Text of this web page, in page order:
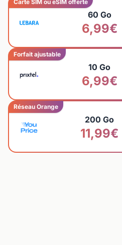
Carte SIM ou eSIM offerte
60 Go
6,99€
Forfait ajustable
10 Go
6,99€
Réseau Orange
200 Go
11,99€